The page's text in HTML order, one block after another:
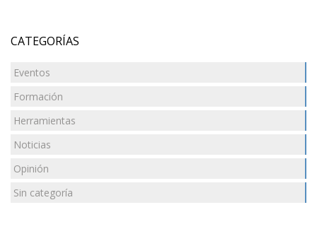
CATEGORÍAS
Eventos
Formación
Herramientas
Noticias
Opinión
Sin categoría